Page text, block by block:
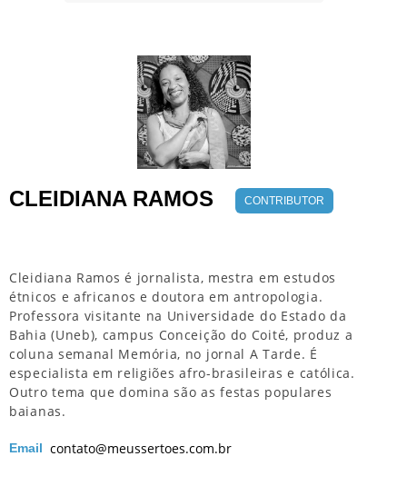
CLEIDIANA RAMOS CONTRIBUTOR
Cleidiana Ramos é jornalista, mestra em estudos
étnicos e africanos e doutora em antropologia.
Professora visitante na Universidade do Estado da
Bahia (Uneb), campus Conceição do Coité, produz a
coluna semanal Memória, no jornal A Tarde. É
especialista em religiões afro-brasileiras e católica.
Outro tema que domina são as festas populares
baianas.
Email contato@meussertoes.com.br